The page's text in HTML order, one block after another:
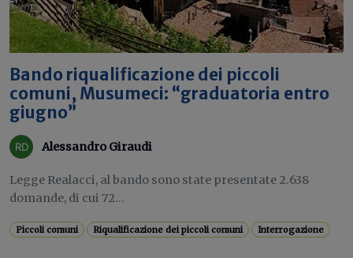
Bando riqualificazione dei piccoli
comuni, Musumeci: “graduatoria entro
giugno”
Alessandro Giraudi
Legge Realacci, al bando sono state presentate 2.638
domande, di cui 72...
Piccoli comuni Riqualificazione dei piccoli comuni Interrogazione